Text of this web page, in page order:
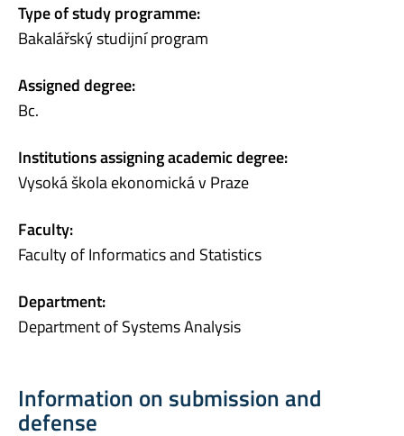
Type of study programme:
Bakalářský studijní program
Assigned degree:
Bc.
Institutions assigning academic degree:
Vysoká škola ekonomická v Praze
Faculty:
Faculty of Informatics and Statistics
Department:
Department of Systems Analysis
Information on submission and
defense